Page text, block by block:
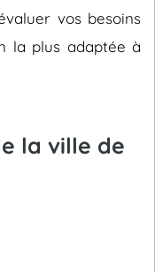
vos besoins
la plus adaptée à
la ville de